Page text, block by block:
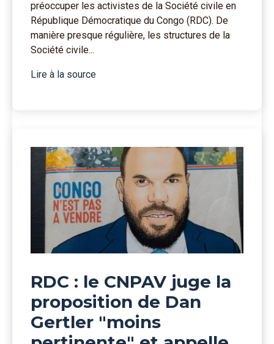
préoccuper les activistes de la Société civile en
République Démocratique du Congo (RDC). De
manière presque régulière, les structures de la
Société civile...
Lire à la source
RDC : le CNPAV juge la
proposition de Dan
Gertler "moins